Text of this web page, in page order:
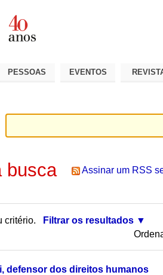
PESSOAS EVENTOS
busca Assinar um RSS
critério.
Filtrar os resultados
defensor dos direitos humanos